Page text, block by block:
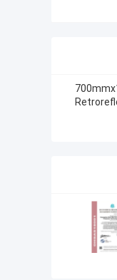
700mmx135mmx115mm